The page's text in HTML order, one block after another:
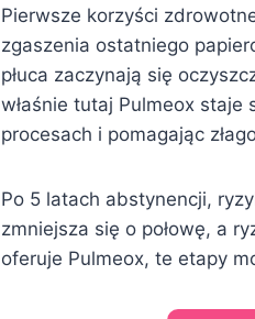
Pierwsze korzyści
zgaszenia ostatniego
płuca zaczynają się
właśnie tutaj Pulmeox
procesach i pomagając
Po 5 latach abstynencji,
zmniejsza się o połowę, a
oferuje Pulmeox, te etapy